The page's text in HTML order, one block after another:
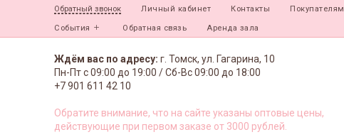
Обратный звонок Личный кабинет Контакты Покупателям
События Обратная связь Аренда зала
Ждём вас по адресу: г. Томск, ул. Гагарина, 10
Пн-Пт с09:00 до 19:00 /Сб-Вс 09:00 до 18:00
+7 901 611 42 10
Обратите внимание, что на сайте указаны оптовые цены,
действующие при первом заказе от 3000 рублей.